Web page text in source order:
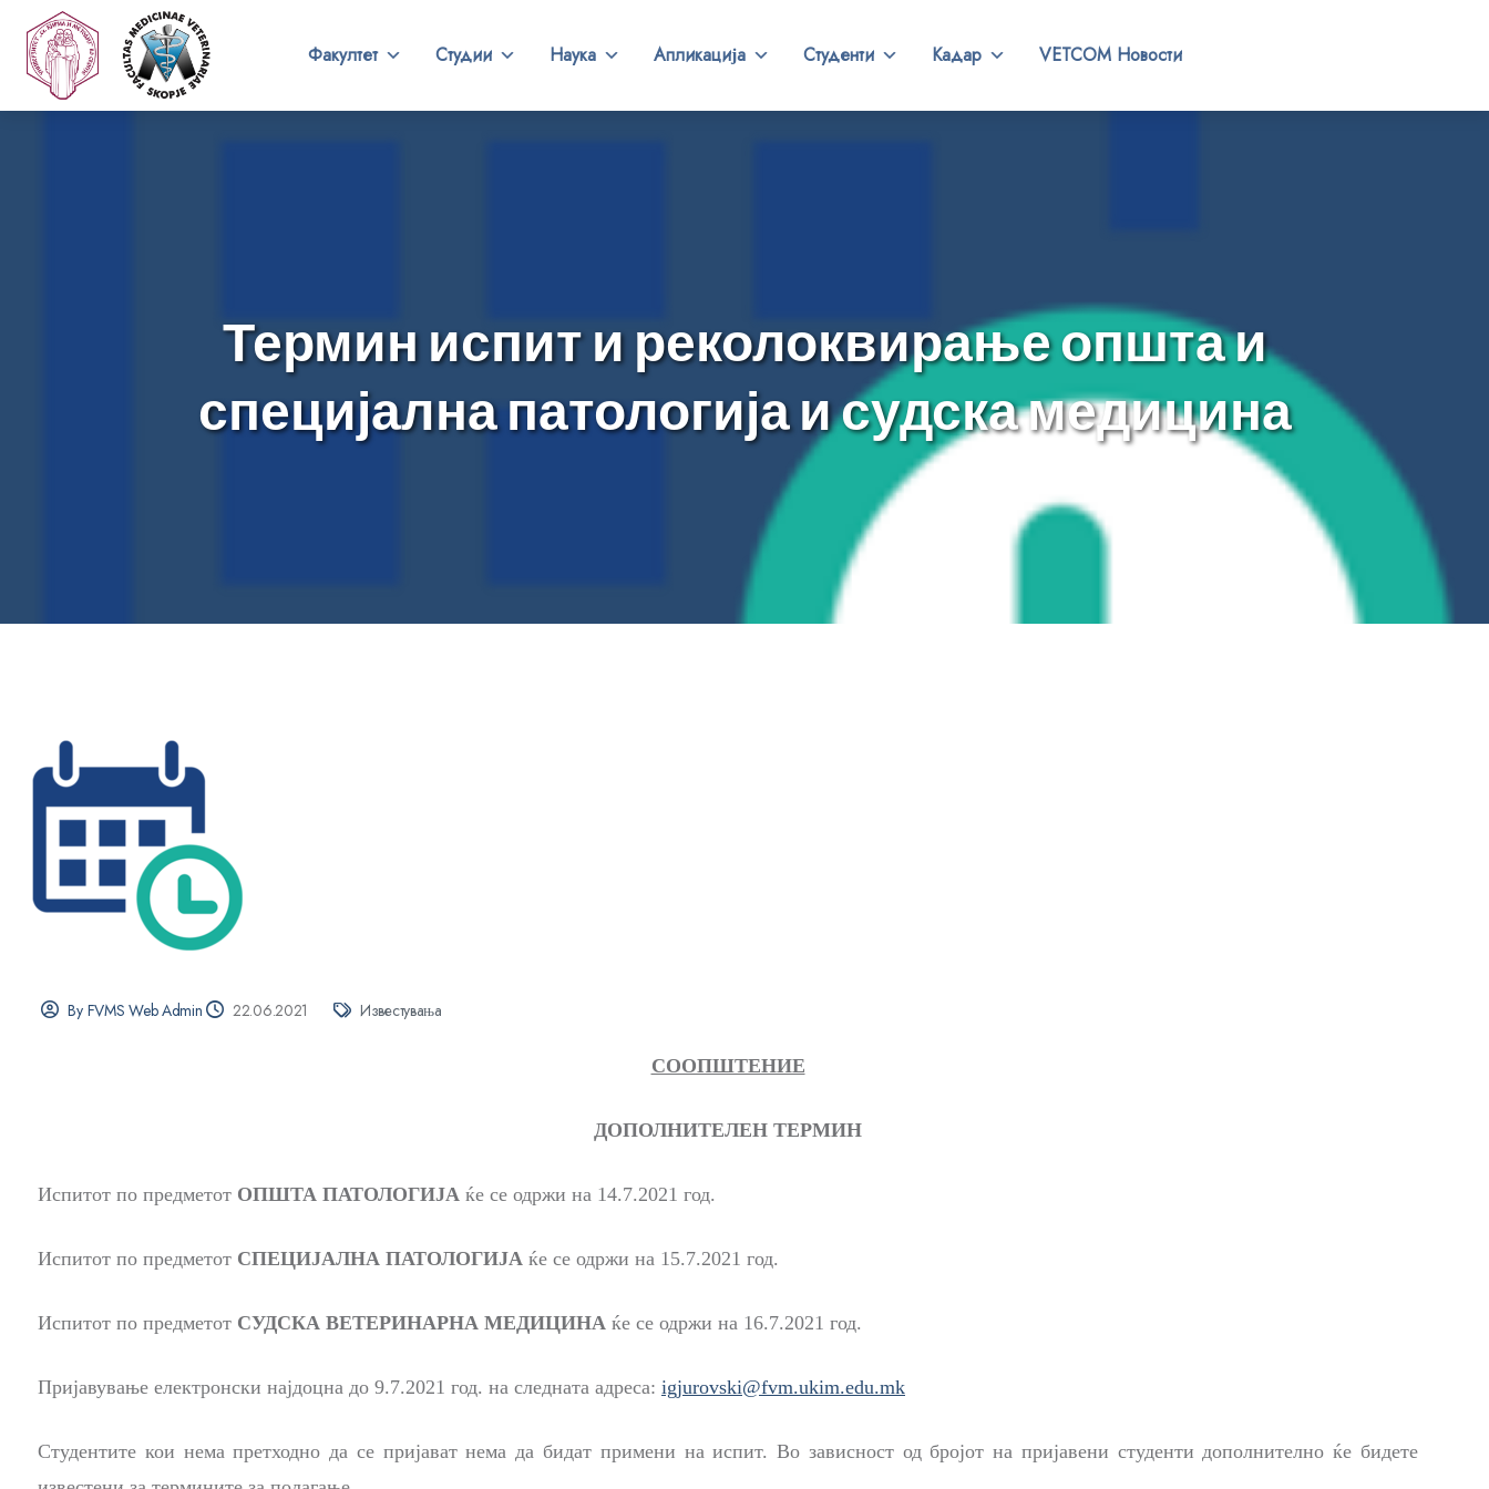
Факултет Студии Наука Апликација Студенти Кадар VETCOM Новости
Термин испит и реколоквирање општа и
специјална патологија и судска медицина
By FVMS Web Admin 22.06.2021 Известувања
СООПШТЕНИЕ
ДОПОЛНИТЕЛЕН ТЕРМИН
Испитот по предметот ОПШТА ПАТОЛОГИЈА ќе се одржи на 14.7.2021 год.
Испитот по предметот СПЕЦИЈАЛНА ПАТОЛОГИЈА ќе се одржи на 15.7.2021 год.
Испитот по предметот СУДСКА ВЕТЕРИНАРНА МЕДИЦИНА ќе се одржи на 16.7.2021 год.
Пријавување електронски најдоцна до 9.7.2021 год. на следната адреса: igjurovski@fvm.ukim.edu.mk
Студентите кои нема претходно да се пријават нема да бидат примени на испит. Во зависност од бројот на пријавени студенти дополнително ќе бидете